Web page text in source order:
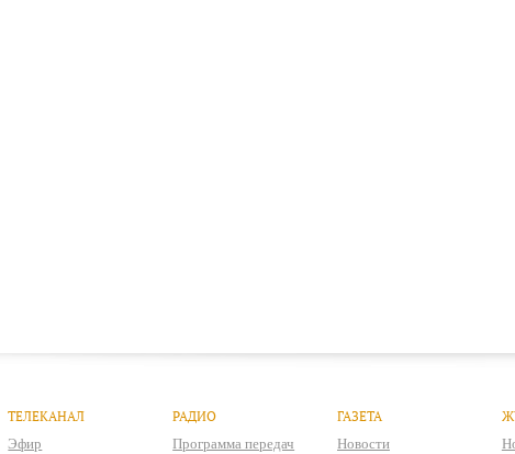
ТЕЛЕКАНАЛ
Эфир
РАДИО
Программа передач
ГАЗЕТА
Новости